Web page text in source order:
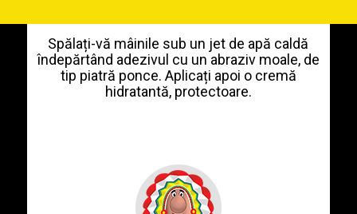
Spălați-vă mâinile sub un jet de apă caldă
îndepărtând adezivul cu un abraziv moale, de
tip piatră ponce. Aplicați apoi o cremă
hidratantă, protectoare.